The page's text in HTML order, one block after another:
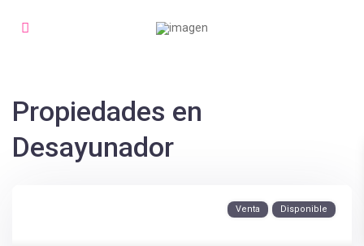
Propiedades en
Desayunador
Venta Disponible